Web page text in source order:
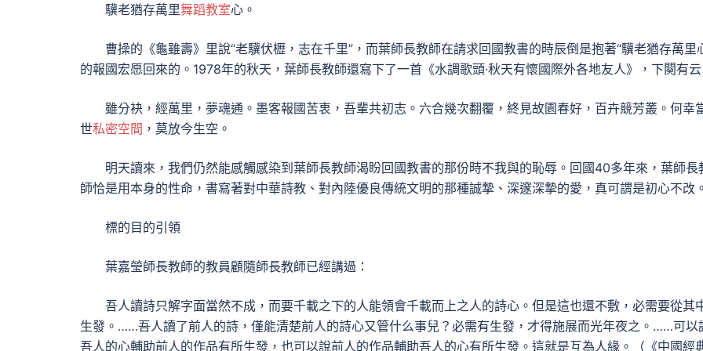
驥老猶存萬里舞蹈教室心。
曹操的《龜雖壽》里說“老驥伏櫪，志在千里”，而葉師長教師在請求回國教書的時辰倒是抱著“驥老猶存萬里
的報國宏愿回來的。1978年的秋天，葉師長教師還寫下了一首《水調歌頭·秋天有懷國際外各地友人》，下闋有云
雖分袂，經萬里，夢魂通。墨客報國苦衷，吾輩共初志。六合幾次翻覆，終見故園春好，百卉競芳叢。何幸
世私密空間 ，莫放今生空。
明天讀來，我們仍然能感觸感染到葉師長教師渴盼回國教書的那份時不我與的恥辱。回國40多年來，葉師長
師恰是用本身的性命，書寫著對中華詩教、對內陸優良傳統文明的那種誠摯、深邃深摯的愛，真可謂是初心不改。
標的目的引領
葉嘉瑩師長教師的教員顧隨師長教師已經講過：
吾人讀詩只解字面當然不成，而要千載之下的人能領會千載而上之人的詩心。但是這也還不敷，必需要從其
生發。……吾人讀了前人的詩，僅能清楚前人的詩心又管什么事兒？必需有生發，才得施展而光年夜之。……可以
吾人的心輔助前人的作品有所生發，也可以說前人的作品輔助吾人的心有所生發。這就是互為人緣。（《中國經